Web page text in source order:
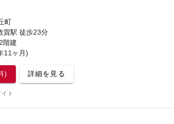
町
賀駅 徒歩23分
階建
11ヶ月)
) 詳細を見る
ト